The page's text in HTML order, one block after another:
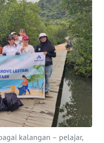
kalangan – pelajar,